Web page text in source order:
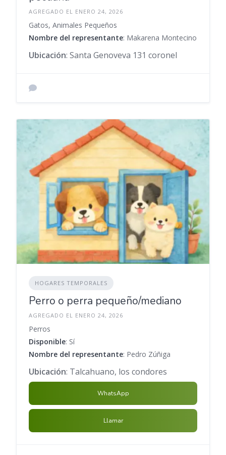
AGREGADO EL ENERO 24, 2026
Gatos, Animales Pequeños
Nombre del representante: Makarena Montecino
Ubicación: Santa Genoveva 131 coronel
HOGARES TEMPORALES
Perro o perra pequeño/mediano
AGREGADO EL ENERO 24, 2026
Perros
Disponible: Sí
Nombre del representante: Pedro Zúñiga
Ubicación: Talcahuano, los condores
WhatsApp
Llamar